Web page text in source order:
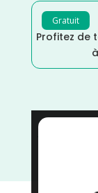
Gratuit
Profitez de